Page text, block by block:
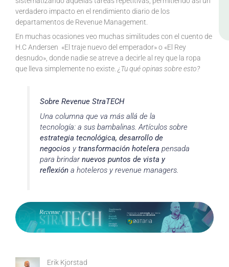
verdadero impacto en el rendimiento diario de los
departamentos de Revenue Management.
En muchas ocasiones veo muchas similitudes con el cuento de
H.C Andersen «El traje nuevo del emperador» o «El Rey
desnudo», donde nadie se atreve a decirle al rey que la ropa
que lleva simplemente no existe. ¿Tu qué opinas sobre esto?
Sobre Revenue StraTECH
Una columna que va más allá de la
tecnología: a sus bambalinas. Artículos sobre
estrategia tecnológica, desarrollo de
negocios ytransformación hotelerapensada
para brindarnuevos puntos de vista y
reflexión a hoteleros y revenue managers.
Erik Kjorstad